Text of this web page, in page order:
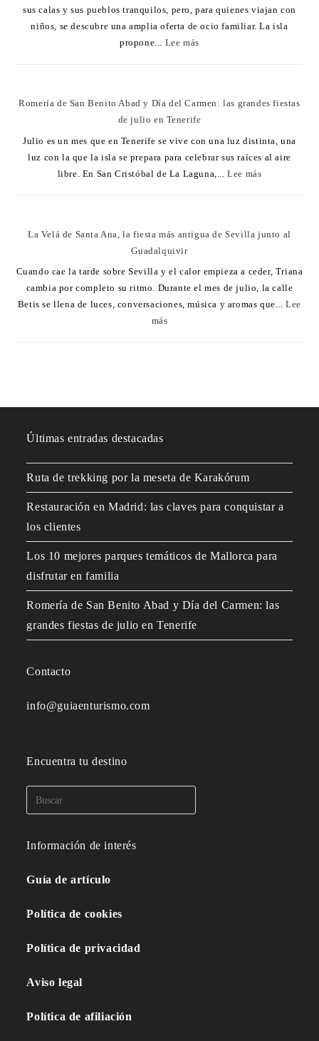
sus calas y sus pueblos tranquilos, pero, para quienes viajan con
niños, se descubre una amplia oferta de ocio familiar. La isla
propone... Lee más
Romería de San Benito Abad y Día del Carmen: las grandes fiestas
de julio en Tenerife
Julio es un mes que en Tenerife se vive con una luz distinta, una
luz con la que la isla se prepara para celebrar sus raíces al aire
libre. En San Cristóbal de La Laguna,...Lee más
La Velá de Santa Ana, la fiesta más antigua de Sevilla junto al
Guadalquivir
Cuando cae la tarde sobre Sevilla y el calor empieza a ceder, Triana
cambia por completo su ritmo. Durante el mes de julio, la calle
Betis se llena de luces, conversaciones, música y aromas que...Lee
más
Últimas entradas destacadas
Ruta de trekking por la meseta de Karakórum
Restauración en Madrid: las claves para conquistar a
los clientes
Los 10 mejores parques temáticos de Mallorca para
disfrutar en familia
Romería de San Benito Abad y Día del Carmen: las
grandes fiestas de julio en Tenerife
Contacto
info@guiaenturismo.com
Encuentra tu destino
Información de interés
Guía de artículo
Política de cookies
Política de privacidad
Aviso legal
Política de afiliación